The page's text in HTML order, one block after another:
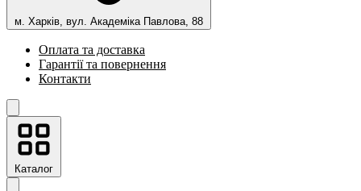
м. Харків, вул. Академіка Павлова, 88
Оплата та доставка
Гарантії та повернення
Контакти
Каталог